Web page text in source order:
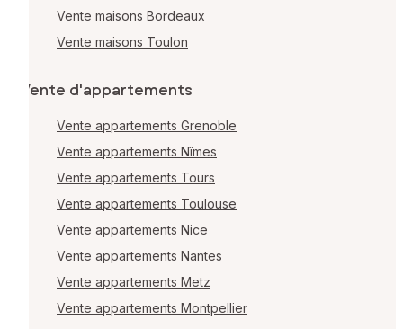
Vente maisons Bordeaux
Vente maisons Toulon
Vente d'appartements
Vente appartements Grenoble
Vente appartements Nîmes
Vente appartements Tours
Vente appartements Toulouse
Vente appartements Nice
Vente appartements Nantes
Vente appartements Metz
Vente appartements Montpellier